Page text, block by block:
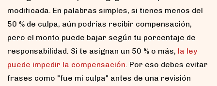
modificada. En palabras simples, si tienes menos del
50 % de culpa, aún podrías recibir compensación,
pero el monto puede bajar según tu porcentaje de
responsabilidad. Si te asignan un 50 % o más, la ley
puede impedir la compensación. Por eso debes evitar
frases como "fue mi culpa" antes de una revisión